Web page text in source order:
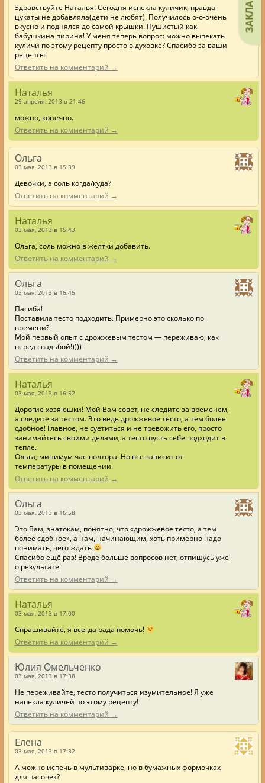
Здравствуйте Наталья! Сегодня испекла куличик, правда
цукаты не добавляла(дети не любят). Получилось о-о-очень
вкусно и поднялся до самой крышки. Пушистый как
бабушкина пирина! У меня теперь вопрос: можно выпекать
куличи по этому рецепту просто в духовке? Спасибо за ваши
рецепты!
Ответить на комментарий →
Наталья
29 апреля, 2013 в 21:46
можно, конечно.
Ответить на комментарий →
Ольга
03 мая, 2013 в 15:39
Девочки, а соль когда/куда?
Ответить на комментарий →
Наталья
03 мая, 2013 в 15:43
Ольга, соль можно в желтки добавить.
Ответить на комментарий →
Ольга
03 мая, 2013 в 16:45
Пасиба!
Поставила тесто подходить. Примерно это сколько по
времени?
Мой первый опыт с дрожжевым тестом — переживаю, как
перед свадьбой!))))
Ответить на комментарий →
Наталья
03 мая, 2013 в 16:52
Дорогие хозяюшки! Мой Вам совет, не следите за временем,
а следите за тестом. Это ведь дрожжевое тесто, а тем более
сдобное! Главное, не суетиться и не тревожить его, просто
занимайтесь своими делами, а тесто пусть себе подходит в
тепле.
Ольга, минимум час-полтора. Но все зависит от
температуры в помещении.
Ответить на комментарий →
Ольга
03 мая, 2013 в 16:58
Это Вам, знатокам, понятно, что «дрожжевое тесто, а тем
более сдобное», а нам, начинающим, хоть примерно надо
понимать, чего ждать
Спасибо ещё раз! Вроде больше вопросов нет, отпишусь уже
о результате!
Ответить на комментарий →
Наталья
03 мая, 2013 в 17:00
Спрашивайте, я всегда рада помочь!
Ответить на комментарий →
Юлия Омельченко
03 мая, 2013 в 17:38
Не переживайте, тесто получиться изумительное! Я уже
напекла куличей по этому рецепту!
Ответить на комментарий →
Елена
03 мая, 2013 в 17:32
А можно испечь в мультиварке, но в бумажных формочках
для пасочек?